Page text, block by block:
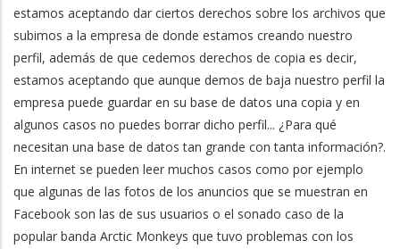
estamos aceptando dar ciertos derechos sobre los archivos que
subimos a la empresa de donde estamos creando nuestro
perfil, además de que cedemos derechos de copia es decir,
estamos aceptando que aunque demos de baja nuestro perfil la
empresa puede guardar en su base de datos una copia y en
algunos casos no puedes borrar dicho perfil... ¿Para qué
necesitan una base de datos tan grande con tanta información?.
En internet se pueden leer muchos casos como por ejemplo
que algunas de las fotos de los anuncios que se muestran en
Facebook son las de sus usuarios o el sonado caso de la
popular banda Arctic Monkeys que tuvo problemas con los